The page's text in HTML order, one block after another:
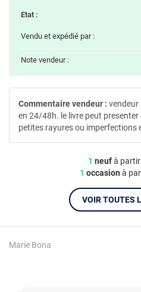
Marie Bona
Etat :
Vendu et expédié par :
Note vendeur :
1 neufà
1 occasion à
VOIR TOUTES
Commentaire vendeur : vendeur
en 24/48h. le livre peut presenter
petites rayures ou imperfections